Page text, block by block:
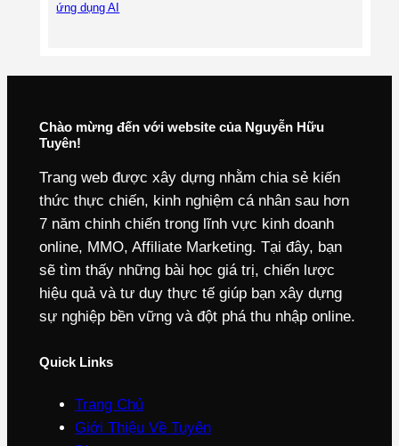
ứng dụng AI
Chào mừng đến với website của Nguyễn Hữu
Tuyên!
Trang web được xây dựng nhằm chia sẻ kiến
thức thực chiến, kinh nghiệm cá nhân sau hơn
7 năm chinh chiến trong lĩnh vực kinh doanh
online, MMO, Affiliate Marketing. Tại đây, bạn
sẽ tìm thấy những bài học giá trị, chiến lược
hiệu quả và tư duy thực tế giúp bạn xây dựng
sự nghiệp bền vững và đột phá thu nhập online.
Quick Links
Trang Chủ
Giới Thiệu Về Tuyên